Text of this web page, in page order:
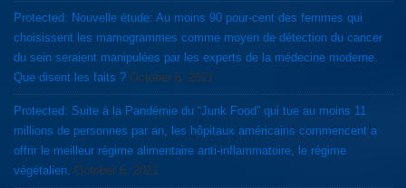
Protected: Nouvelle étude: Au moins 90 pour-cent des femmes qui
choisissent les mamogrammes comme moyen de détection du cancer
du sein seraient manipulées par les experts de la médecine moderne.
Que disent les faits ? October 6, 2021
Protected: Suite à la Pandémie du “Junk Food” qui tue au moins 11
millions de personnes par an, les hôpitaux américains commencent a
offrir le meilleur régime alimentaire anti-inflammatoire, le régime
végétalien. October 6, 2021